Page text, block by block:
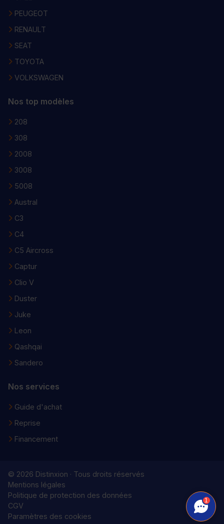
PEUGEOT
RENAULT
SEAT
TOYOTA
VOLKSWAGEN
Nos top modèles
208
308
2008
3008
5008
Austral
C3
C4
C5 Aircross
Captur
Clio V
Duster
Juke
Leon
Qashqai
Sandero
Nos services
Guide d'achat
Reprise
Financement
© 2026 Distinxion · Tous droits réservés
Mentions légales
Politique de protection des données
CGV
Paramètres des cookies
1